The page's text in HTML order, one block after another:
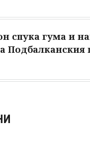
спука гума и
Подбалканския